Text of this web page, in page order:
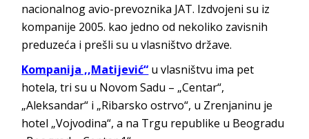
nacionalnog avio-prevoznika JAT. Izdvojeni su iz
kompanije 2005. kao jedno od nekoliko zavisnih
preduzeća i prešli su u vlasništvo države.
Kompanija ,,Matijević“ u vlasništvu ima pet
hotela, tri su u Novom Sadu – „Centar“,
„Aleksandar“ i „Ribarsko ostrvo“, u Zrenjaninu je
hotel „Vojvodina“, a na Trgu republike u Beogradu